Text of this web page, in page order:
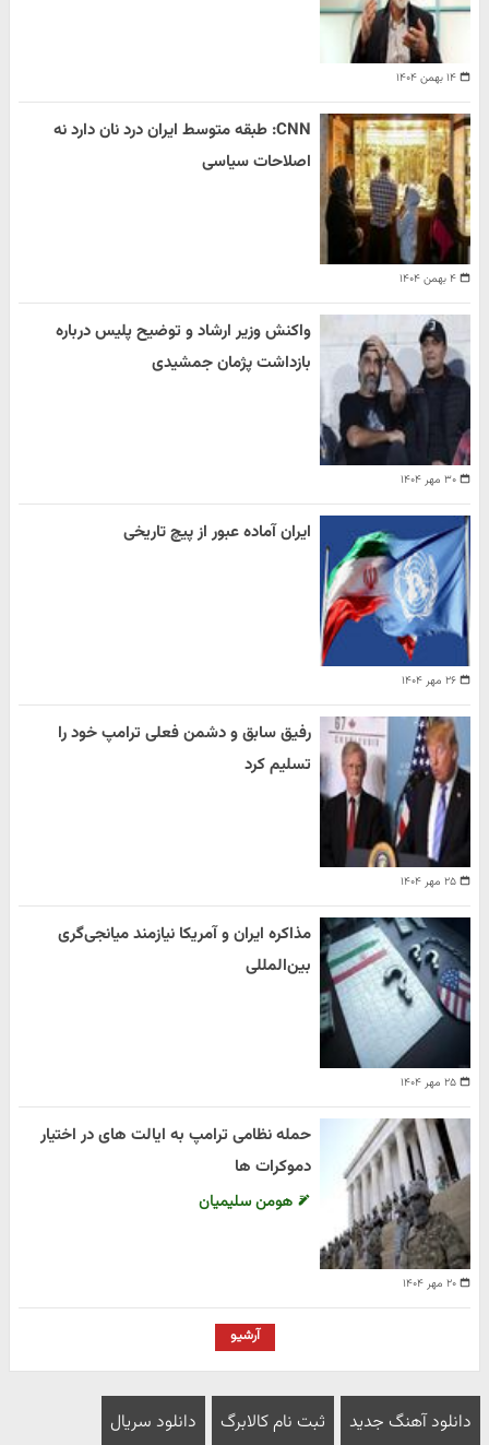
۱۴ بهمن ۱۴۰۴
۴ بهمن ۱۴۰۴
CNN: طبقه متوسط ایران درد نان دارد نه
اصلاحات سیاسی
۳۰ مهر ۱۴۰۴
واکنش وزیر ارشاد و توضیح پلیس درباره
بازداشت پژمان جمشیدی
۲۶ مهر ۱۴۰۴
ایران آماده عبور از پیچ تاریخی
۲۵ مهر ۱۴۰۴
رفیق سابق و دشمن فعلی ترامپ خود را
تسلیم کرد
۲۵ مهر ۱۴۰۴
مذاکره ایران و آمریکا نیازمند میانجی‌گری
بین‌المللی
۲۰ مهر ۱۴۰۴
حمله نظامی ترامپ به ایالت های در اختیار
دموکرات ها
هومن سلیمیان
آرشیو
دانلود آهنگ جدید ثبت نام کالابرگ دانلود سریال